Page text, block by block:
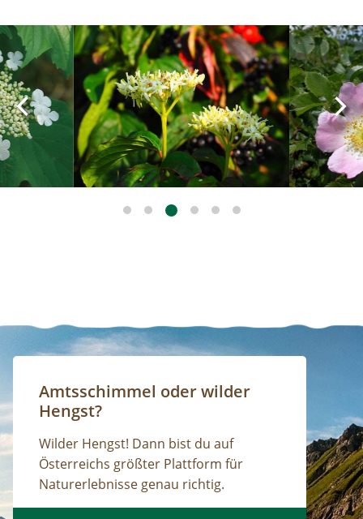
Image Image
Amtsschimmel oder wilder
Hengst?
Wilder Hengst! Dann bist du auf
Österreichs größter Plattform für
Naturerlebnisse genau richtig.